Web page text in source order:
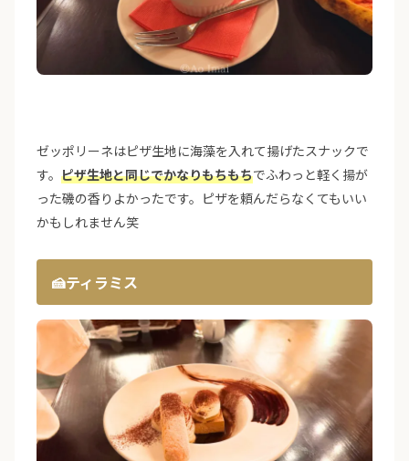
ゼッポリーネはピザ生地に海藻を入れて揚げたスナックで
す。 ピザ生地と同じでかなりもちもちでふわっと軽く揚が
った磯の香りよかったです。ピザを頼んだらなくてもいい
かもしれません笑
🍰ティラミス